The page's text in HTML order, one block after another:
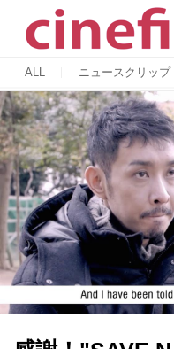
ALL ニュースクリップ